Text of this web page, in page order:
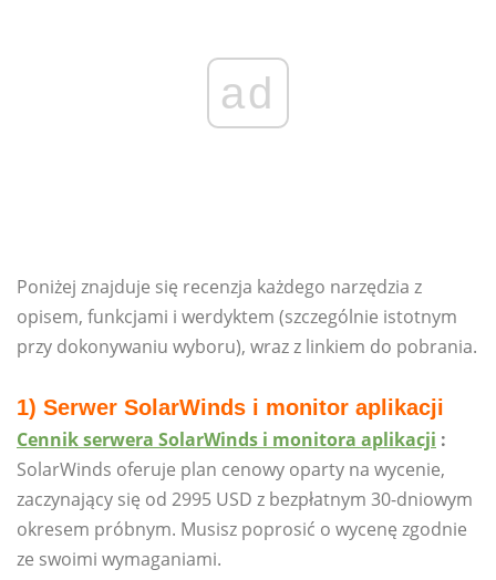
ad
Poniżej znajduje się recenzja każdego narzędzia z
opisem, funkcjami i werdyktem (szczególnie istotnym
przy dokonywaniu wyboru), wraz z linkiem do pobrania.
1) Serwer SolarWinds i monitor aplikacji
Cennik serwera SolarWinds i monitora aplikacji :
SolarWinds oferuje plan cenowy oparty na wycenie,
zaczynający się od 2995 USD z bezpłatnym 30-dniowym
okresem próbnym. Musisz poprosić o wycenę zgodnie
ze swoimi wymaganiami.